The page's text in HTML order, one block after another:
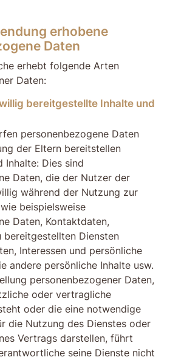
erhobene
Daten
erhebt folgende Arten
Daten:
bereitgestellte Inhalte und
personenbezogene Daten
der Eltern bereitstellen
Inhalte: Dies sind
Daten, die der Nutzer der
während der Nutzung zur
beispielsweise
Daten, Kontaktdaten,
bereitgestellten Diensten
Interessen und persönliche
andere persönliche Inhalte usw.
personenbezogener Daten,
oder vertragliche
oder die eine notwendige
die Nutzung des Dienstes oder
Vertrags darstellen, führt
seine Dienste nicht